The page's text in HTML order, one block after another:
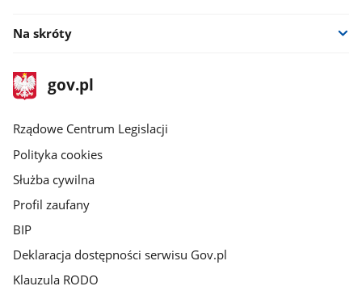
Na skróty
stopka
gov.plStrona
gov.pl
Rządowe Centrum Legislacji
Polityka cookies
Służba cywilna
Profil zaufany
BIP
Deklaracja dostępności serwisu Gov.pl
Klauzula RODO